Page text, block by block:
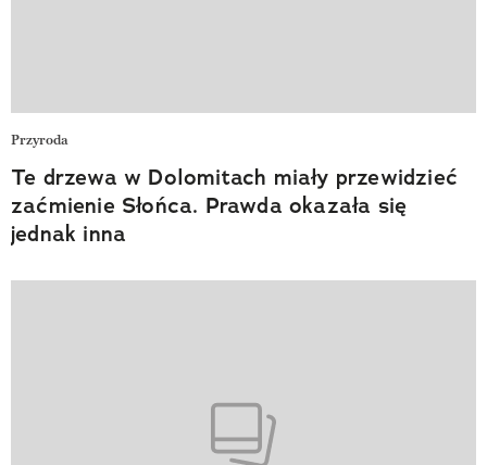
Przyroda
Te drzewa w Dolomitach miały przewidzieć
zaćmienie Słońca. Prawda okazała się
jednak inna